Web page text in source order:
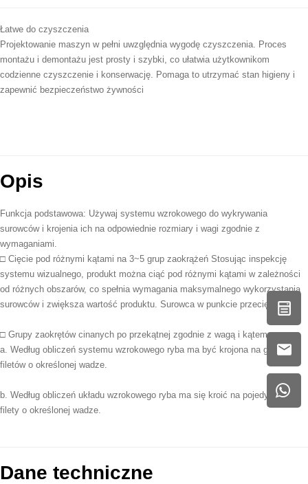
Łatwe do czyszczenia
Projektowanie maszyn w pełni uwzględnia wygodę czyszczenia. Proces
montażu i demontażu jest prosty i szybki, co ułatwia użytkownikom
codzienne czyszczenie i konserwację. Pomaga to utrzymać stan higieny i
zapewnić bezpieczeństwo żywności
Opis
Funkcja podstawowa: Używaj systemu wzrokowego do wykrywania
surowców i krojenia ich na odpowiednie rozmiary i wagi zgodnie z
wymaganiami.
□ Cięcie pod różnymi kątami na 3~5 grup zaokrążeń Stosując inspekcję
systemu wizualnego, produkt można ciąć pod różnymi kątami w zależności
od różnych obszarów, co spełnia wymagania maksymalnego wykorzystania
surowców i zwiększa wartość produktu. Surowca w punkcie przecięcia.
□ Grupy zaokrętów cinanych po przekątnej zgodnie z wagą i kątem
a. Według obliczeń systemu wzrokowego ryba ma być krojona na grupy
filetów o określonej wadze.
b. Według obliczeń układu wzrokowego ryba ma się kroić na pojedyncze
filety o określonej wadze.
Dane techniczne